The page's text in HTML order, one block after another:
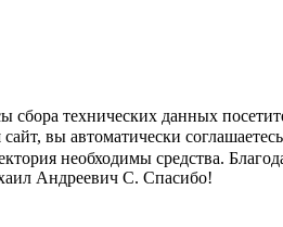
сбора технических данных
вы автоматически
необходимы средства.
Андреевич С. Спасибо!